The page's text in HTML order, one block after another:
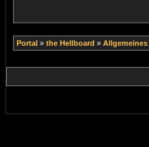
Portal » the Hellboard » Allgemeines